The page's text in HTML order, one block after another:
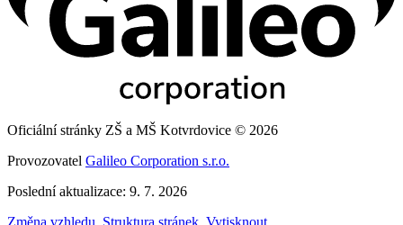
Oficiální stránky ZŠ a MŠ Kotvrdovice © 2026
Provozovatel Galileo Corporation s.r.o.
Poslední aktualizace: 9. 7. 2026